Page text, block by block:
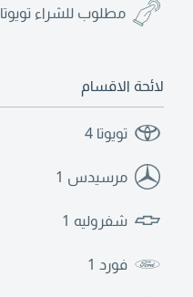
مطلوب للشراء تويوتا
لائحة الاقسام
تويوتا 4
مرسيدس 1
شفروليه 1
فورد 1